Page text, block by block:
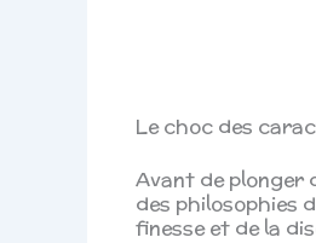
Le choc des
Avant de plonger
des philosophies
finesse et de la